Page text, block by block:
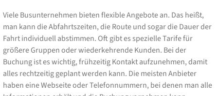
Viele Busunternehmen bieten flexible Angebote an. Das heißt,
man kann die Abfahrtszeiten, die Route und sogar die Dauer der
Fahrt individuell abstimmen. Oft gibt es spezielle Tarife für
größere Gruppen oder wiederkehrende Kunden. Bei der
Buchung ist es wichtig, frühzeitig Kontakt aufzunehmen, damit
alles rechtzeitig geplant werden kann. Die meisten Anbieter
haben eine Webseite oder Telefonnummern, bei denen man alle